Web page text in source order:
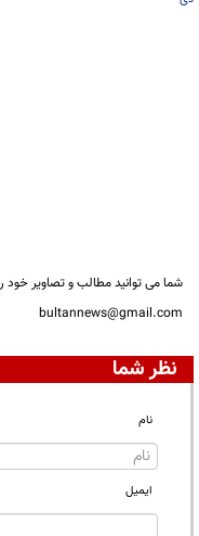
شما می توانید مطالب و تصاویر خود
bultannews@gmail.com
نظر شما
نام
ایمیل